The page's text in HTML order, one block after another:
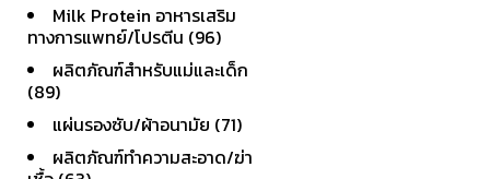
Milk Protein อาหารเสริม
ทางการแพทย์/โปรตีน (96)
ผลิตภัณฑ์สำหรับแม่และเด็ก
(89)
แผ่นรองซับ/ผ้าอนามัย (71)
ผลิตภัณฑ์ทําความสะอาด/ฆ่า